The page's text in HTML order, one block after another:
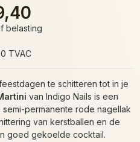
belasting
TVAC
te schitteren tot in je
van Indigo Nails is een
permanente rode nagellak
van kerstballen en de
goed gekoelde cocktail.